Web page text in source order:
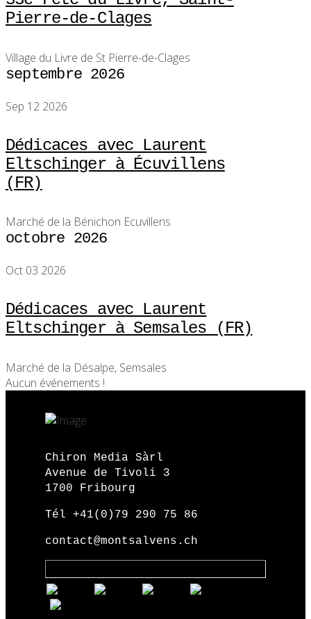
Pierre-de-Clages
Village du Livre de St Pierre-de-Clages
septembre 2026
Sep 12 2026
Dédicaces avec Laurent
Eltschinger à Écuvillens
(FR)
Marché de la Bénichon Ecuvillens
octobre 2026
Oct 03 2026
Dédicaces avec Laurent
Eltschinger à Semsales (FR)
Marché de la Désalpe, Semsales
Aucun événements !
Chiron Media Sàrl
Avenue de Tivoli 3
1700 Fribourg
Tél +41(0)79 290 75 86
contact@montsalvens.ch